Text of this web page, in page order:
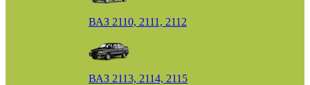
ВАЗ 2110, 2111, 2112
ВАЗ 2113, 2114, 2115